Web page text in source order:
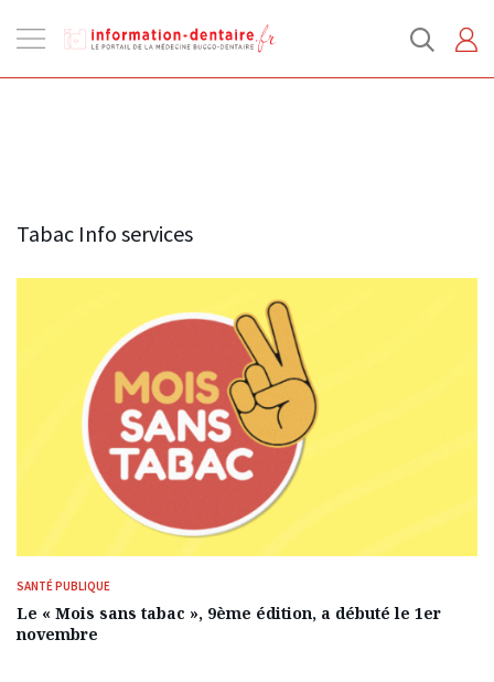
la
Tabac Info services
SANTÉ PUBLIQUE
Le « Mois sans tabac », 9ème édition, a débuté le 1er
novembre